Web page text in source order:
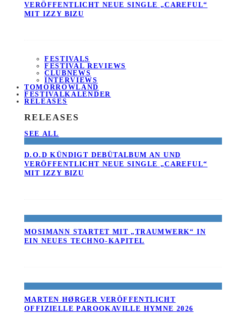
VERÖFFENTLICHT NEUE SINGLE „CAREFUL“
MIT IZZY BIZU
FESTIVALS
FESTIVAL REVIEWS
CLUBNEWS
INTERVIEWS
TOMORROWLAND
FESTIVALKALENDER
RELEASES
RELEASES
SEE ALL
D.O.D KÜNDIGT DEBÜTALBUM AN UND
VERÖFFENTLICHT NEUE SINGLE „CAREFUL“
MIT IZZY BIZU
MOSIMANN STARTET MIT „TRAUMWERK“ IN
EIN NEUES TECHNO-KAPITEL
MARTEN HØRGER VERÖFFENTLICHT
OFFIZIELLE PAROOKAVILLE HYMNE 2026